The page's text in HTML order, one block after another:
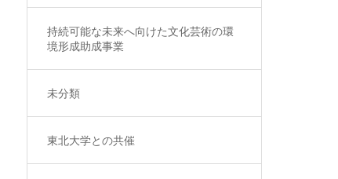
持続可能な未来へ向けた文化芸術の環
境形成助成事業
未分類
東北大学との共催